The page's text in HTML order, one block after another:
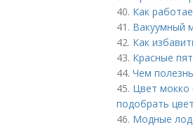
40. Как
41. Вакуумный
42. Как
43. Красные
44. Чем
45. Цвет мокко
подобрать
46. Модные